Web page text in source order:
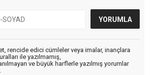
rencide edici cümleler veya imalar, inançlara
ile yazılmamış,
ve büyük harflerle yazılmış yorumlar